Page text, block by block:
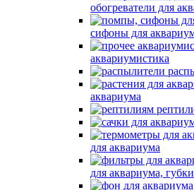
обогреватели для
сифоны для
аквариумистика
аквариума
для аквариума
для аквариума, губки